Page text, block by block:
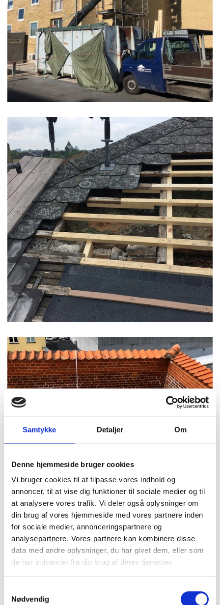
Samtykke Detaljer Om
Denne hjemmeside bruger cookies
Vi bruger cookies til at tilpasse vores indhold og
annoncer, til at vise dig funktioner til sociale medier og til
at analysere vores trafik. Vi deler også oplysninger om
din brug af vores hjemmeside med vores partnere inden
for sociale medier, annonceringspartnere og
analysepartnere. Vores partnere kan kombinere disse
data med andre oplysninger, du har givet dem, eller som
de har indsamlet fra din brug af deres tjenester.
Nødvendig